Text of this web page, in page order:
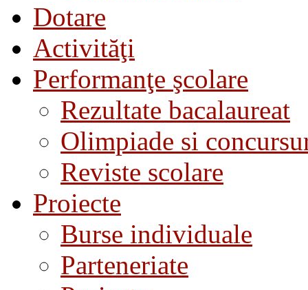
Dotare
Activităţi
Performanţe şcolare
Rezultate bacalaureat
Olimpiade si
Reviste scolare
Proiecte
Burse individuale
Parteneriate